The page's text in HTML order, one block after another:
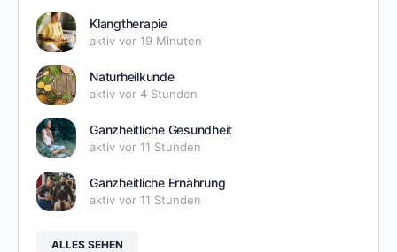
Klangtherapie
aktiv vor 19 Minuten
Naturheilkunde
aktiv vor 4 Stunden
Ganzheitliche Gesundheit
aktiv vor 11 Stunden
Ganzheitliche Ernährung
aktiv vor 11 Stunden
ALLES SEHEN